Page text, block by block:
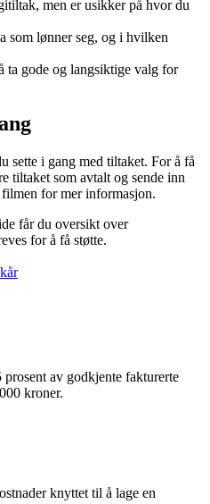
men er usikker på hvor du
som lønner seg, og i hvilken
ta gode og langsiktige valg for
sette i gang med tiltaket. For å få
tiltaket som avtalt og sende inn
for mer informasjon.
får du oversikt over
for å få støtte.
av godkjente fakturerte
kroner.
knyttet til å lage en